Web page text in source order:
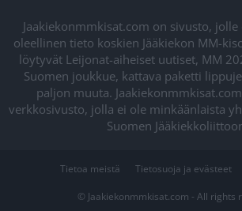
Jaakiekonmmkisat.com on sivusto,
oleellinen tieto koskien Jääkiekon MM-
löytyvät Leijonat-aiheiset uutiset, MM
Suomen joukkue, kattava paketti
paljon muuta.
verkkosivusto, jolla ei ole minkäänlaista
Suomen
Tietoa meistä Tietosuoja ja evästeet
© Jaakiekonmmkisat.com - All rights